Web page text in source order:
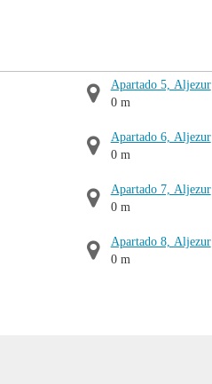
Apartado 5, Aljezur
0 m
Apartado 6, Aljezur
0 m
Apartado 7, Aljezur
0 m
Apartado 8, Aljezur
0 m